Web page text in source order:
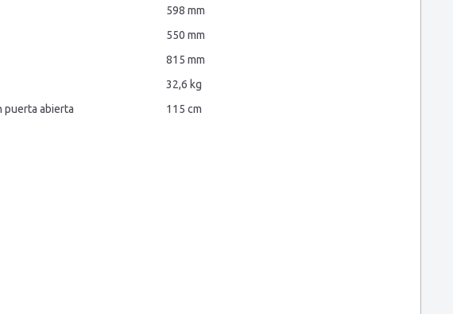
598 mm
550 mm
815 mm
32,6 kg
puerta abierta
115 cm